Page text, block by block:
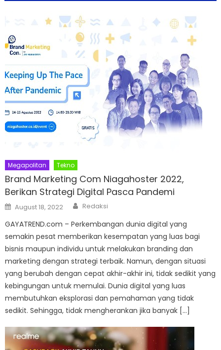
Megapolitan Tekno
Brand Marketing Com Niagahoster 2022,
Berikan Strategi Digital Pasca Pandemi
Posted
on
August 18, 2022 Author
Redaksi
GAYATREND.com – Perkembangan dunia digital yang
semakin pesat memberikan kesempatan yang luas bagi
bisnis maupun individu untuk melakukan branding dan
marketing dengan strategi terbaik. Namun, dengan situasi
yang berubah dengan cepat akhir-akhir ini, tidak sedikit yang
kebingungan untuk memulai. Dunia digital yang luas
membutuhkan eksplorasi dan pemahaman yang tidak
sedikit. Sehingga, tidak mengherankan jika banyak […]